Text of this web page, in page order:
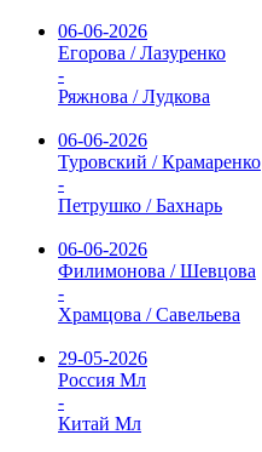
06-06-2026
Егорова / Лазуренко
-
Ряжнова / Лудкова
06-06-2026
Туровский / Крамаренко
-
Петрушко / Бахнарь
06-06-2026
Филимонова / Шевцова
-
Храмцова / Савельева
29-05-2026
Россия Мл
-
Китай Мл